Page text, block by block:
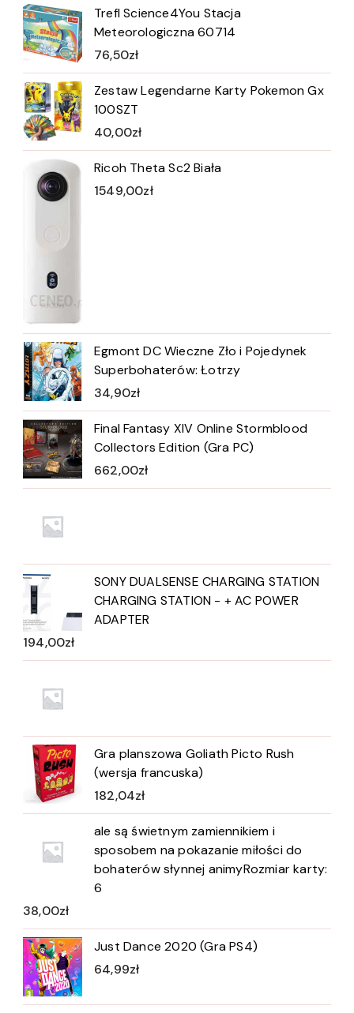
Trefl Science4You Stacja
Meteorologiczna 60714
76,50zł
Zestaw Legendarne Karty Pokemon Gx
100SZT
40,00zł
Ricoh Theta Sc2 Biała
1549,00zł
Egmont DC Wieczne Zło i Pojedynek
Superbohaterów: Łotrzy
34,90zł
Final Fantasy XIV Online Stormblood
Collectors Edition (Gra PC)
662,00zł
SONY DUALSENSE CHARGING STATION
CHARGING STATION - + AC POWER
ADAPTER
194,00zł
Gra planszowa Goliath Picto Rush
(wersja francuska)
182,04zł
ale są świetnym zamiennikiem i
sposobem na pokazanie miłości do
bohaterów słynnej animyRozmiar karty:
6
38,00zł
Just Dance 2020 (Gra PS4)
64,99zł